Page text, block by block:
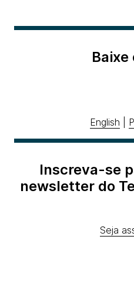
Baixe
English
Inscreva-se
newsletter do
Seja